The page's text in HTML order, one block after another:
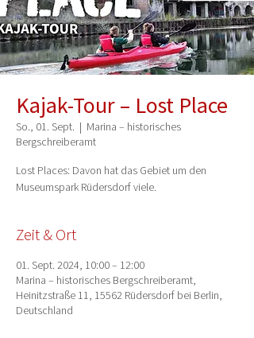
Kajak-Tour – Lost Place
So., 01. Sept.
  |
Marina – historisches
Bergschreiberamt
Lost Places: Davon hat das Gebiet um den
Museumspark Rüdersdorf viele.
Zeit & Ort
01. Sept. 2024, 10:00 – 12:00
Marina – historisches Bergschreiberamt,
Heinitzstraße 11, 15562 Rüdersdorf bei Berlin,
Deutschland